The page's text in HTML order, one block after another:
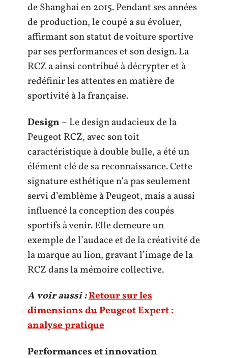
de Shanghai en 2015. Pendant ses années
de production, le coupé a su évoluer,
affirmant son statut de voiture sportive
par ses performances et son design. La
RCZ a ainsi contribué à décrypter et à
redéfinir les attentes en matière de
sportivité à la française.
Design – Le design audacieux de la
Peugeot RCZ, avec son toit
caractéristique à double bulle, a été un
élément clé de sa reconnaissance. Cette
signature esthétique n’a pas seulement
servi d’emblème à Peugeot, mais a aussi
influencé la conception des coupés
sportifs à venir. Elle demeure un
exemple de l’audace et de la créativité de
la marque au lion, gravant l’image de la
RCZ dans la mémoire collective.
A voir aussi :Retour sur les
dimensions du Peugeot Expert :
analyse pratique
Performances et innovation